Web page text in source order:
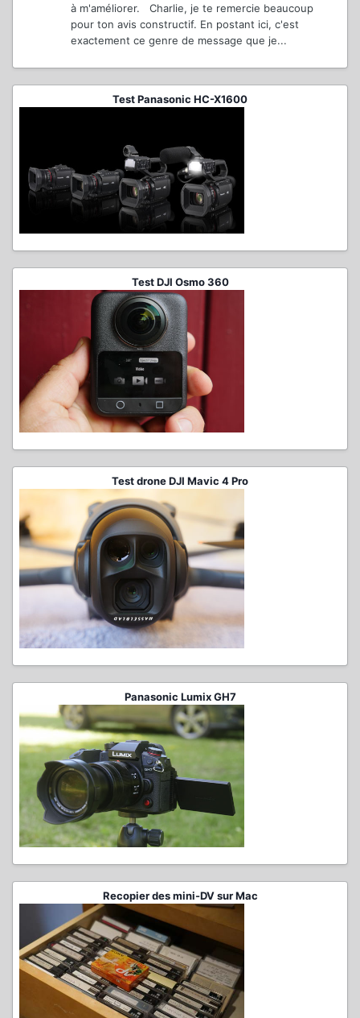
à m'améliorer. Charlie, je te remercie beaucoup
pour ton avis constructif. En postant ici, c'est
exactement ce genre de message que je...
Test Panasonic HC-X1600
Test DJI Osmo 360
Test drone DJI Mavic 4 Pro
Panasonic Lumix GH7
Recopier des mini-DV sur Mac